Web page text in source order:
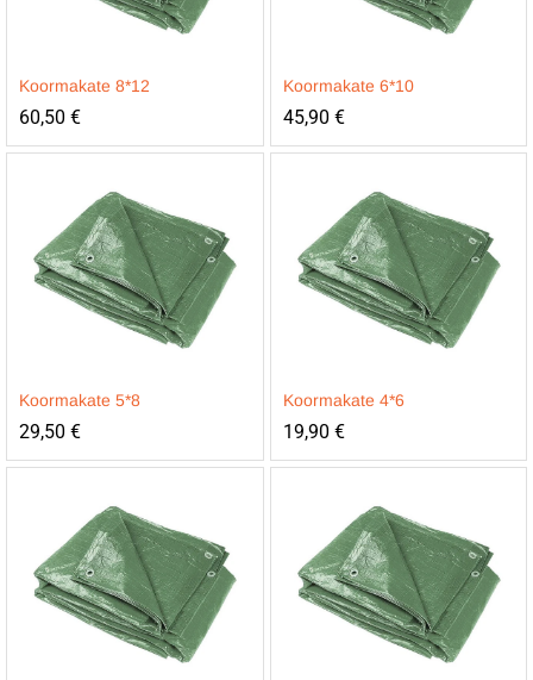
Koormakate 8*12
60,50 €
Koormakate 6*10
45,90 €
Koormakate 5*8
29,50 €
Koormakate 4*6
19,90 €